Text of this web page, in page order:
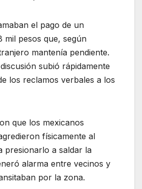
el pago de un
mil pesos que, según
mantenía pendiente.
subió rápidamente
los reclamos verbales a los
que los mexicanos
físicamente al
presionarlo a saldar la
alarma entre vecinos y
por la zona.